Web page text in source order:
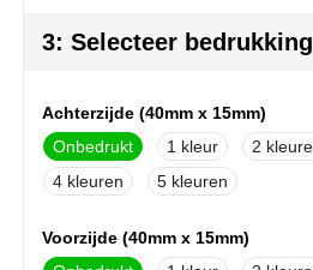
Mepal
MiniMAX
Moleskine
3: Selecteer bedrukking
Achterzijde (40mm x 15mm)
Onbedrukt
1 2
4
5
Voorzijde (40mm x 15mm)